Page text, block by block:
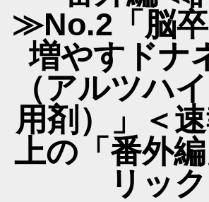
≫No.2「脳
増やすドナ
（アルツハ
用剤）」＜
上の「番外
リック